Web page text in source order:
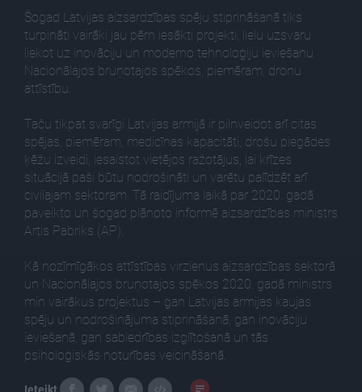
Šogad Latvijas aizsardzības spēju stiprināšanā tiks
turpināti vairāki jau pērn iesākti projekti, lielu uzsvaru
liekot uz inovāciju un moderno tehnoloģiju ieviešanu
Nacionālajos bruņotajos spēkos, piemēram, dronu
attīstību.
Taču tikpat svarīgi Latvijas armijā ir pilnveidot arī citas
spējas, piemēram, medicīnas kapacitāti, drošu piegādes
ķēžu izveidi, iesaistot vietējos ražotājus, lai krīzes
situācijā paši būtu nodrošināti un varētu palīdzēt arī
civilajam sektoram. Tā raidījuma laikā par 2020. gadā
paveikto un šogad plānoto informē aizsardzības ministrs
Artis Pabriks (AP).
Kā nozīmīgākos attīstības virzienus aizsardzības sektorā
un Nacionālajos bruņotajos spēkos 2020. gadā ministrs
min vairākus projektus – gan Latvijas armijas kaujas
spēju un nodrošinājuma stiprināšanā, gan inovāciju
ieviešanā, gan sabiedrības izglītošanā un tās
psiholoģiskās noturības veicināšanā.
Ieteikt